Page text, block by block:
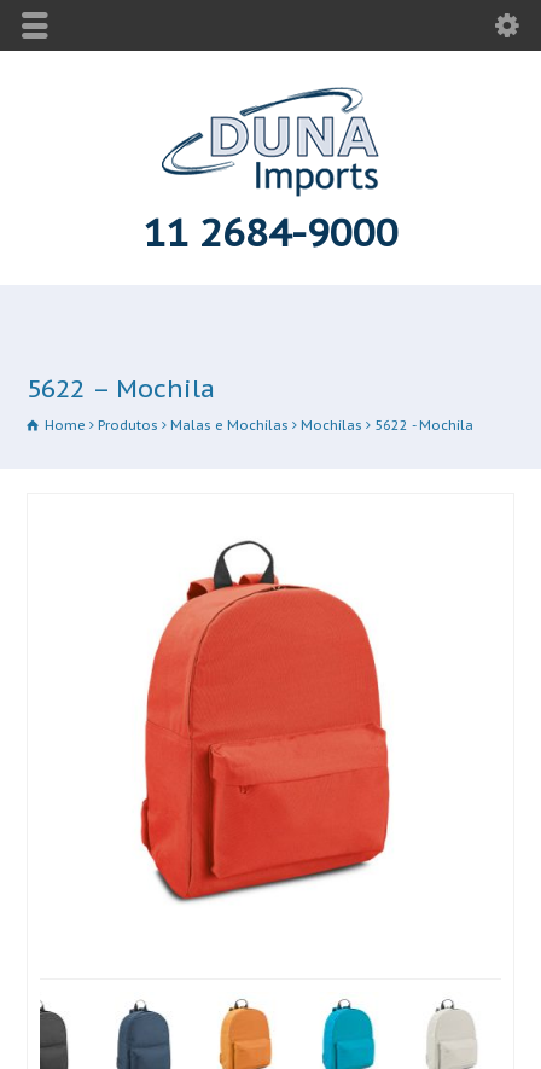
11 2684-9000
5622 – Mochila
Home Produtos Malas e Mochilas Mochilas 5622 - Mochila